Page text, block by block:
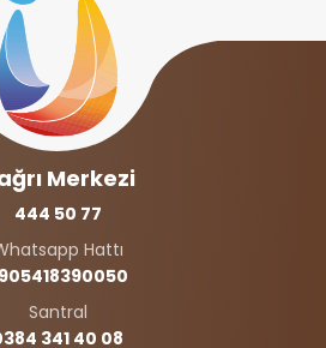
Merkezi
444 50 77
Hattı
Santral
341 40 08